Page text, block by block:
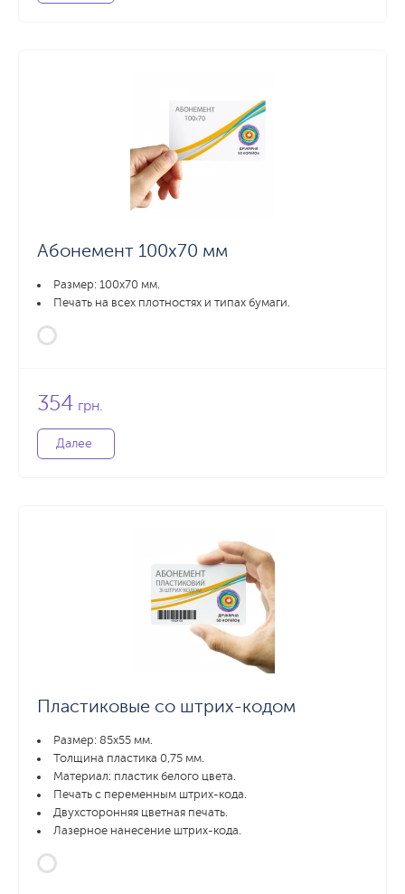
Абонемент 100х70 мм
Размер: 100x70 мм.
Печать на всех плотностях и типах бумаги.
354 грн.
Далее
Пластиковые со штрих-кодом
Размер: 85x55 мм.
Толщина пластика 0,75 мм.
Материал: пластик белого цвета.
Печать с переменным штрих-кода.
Двухсторонняя цветная печать.
Лазерное нанесение штрих-кода.